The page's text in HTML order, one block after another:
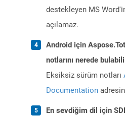
destekleyen MS
açılamaz.
Android için
notlarını nerede
Eksiksiz sürüm notları
Documentation
En sevdiğim dil için